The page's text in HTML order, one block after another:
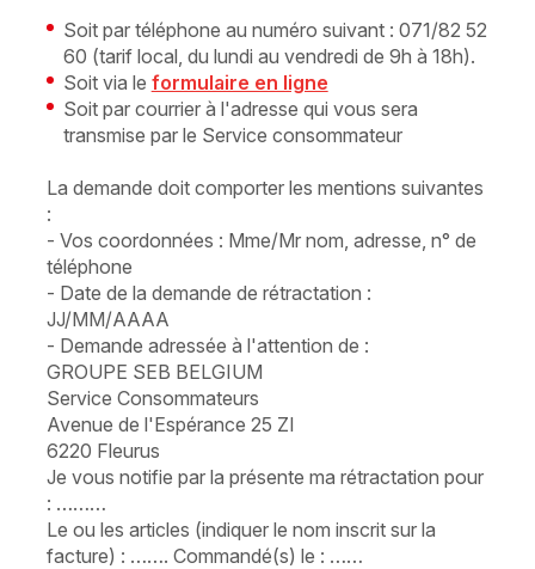
Soit par téléphone au numéro suivant : 071/82 52
60 (tarif local, du lundi au vendredi de 9h à 18h).
Soit via le formulaire en ligne
Soit par courrier à l'adresse qui vous sera
transmise par le Service consommateur
La demande doit comporter les mentions suivantes
:
- Vos coordonnées : Mme/Mr nom, adresse, n° de
téléphone
- Date de la demande de rétractation :
JJ/MM/AAAA
- Demande adressée à l'attention de :
GROUPE SEB BELGIUM
Service Consommateurs
Avenue de l'Espérance 25 ZI
6220 Fleurus
Je vous notifie par la présente ma rétractation pour
: ………
Le ou les articles (indiquer le nom inscrit sur la
facture) : ……. Commandé(s) le : ……